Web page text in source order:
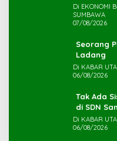
Di EKONOMI
SUMBAWA
07/08/2026
Seorang
Ladang
Di KABAR
06/08/2026
Tak Ada
Di KABAR
06/08/2026